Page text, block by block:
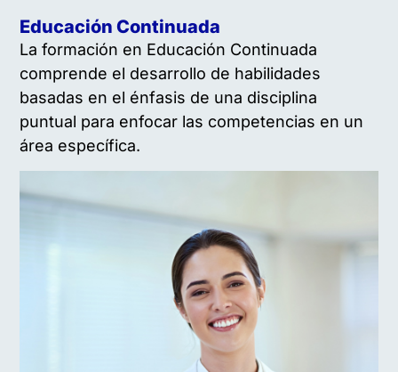
Educación Continuada
La formación en Educación Continuada
comprende el desarrollo de habilidades
basadas en el énfasis de una disciplina
puntual para enfocar las competencias en un
área específica.